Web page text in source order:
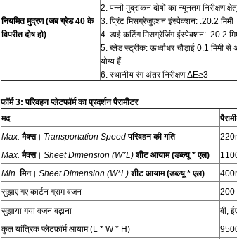
नियमित मुद्रण (जब ग्रेड 40 के
विपरीत दोष हो)
2. पन्नी मुद्रांकन दोषों का न्यूनतम निरीक्षण
3. प्रिंट मिसग्रेजुएशन इंस्पेक्शन: .20.2 मिमी
4. डाई कटिंग मिसग्रेजिंग इंस्पेक्शन: .20.2
5. ब्लेड स्ट्रीक: ऊर्ध्वाधर चौड़ाई 0.1 मिमी
योग्य हैं
6. स्थानीय रंग अंतर निरीक्षण ΔE≥3
फॉर्म 3: परिवहन प्लेटफॉर्म का प्रदर्शन पैरामीटर
मद
Max. मैक्स। Transportation Speed परिवहन की गति
Max. मैक्स। Sheet Dimension (W*L) शीट आयाम (डब्ल्यू * एल)
Min. मिन। Sheet Dimension (W*L) शीट आयाम (डब्ल्यू * एल)
सुझाए गए कार्टन ग्राम वजन
200
सुझाया गया वजन बढ़ाना
बी,
कुल यांत्रिक प्लेटफ़ॉर्म आयाम (L * W * H)